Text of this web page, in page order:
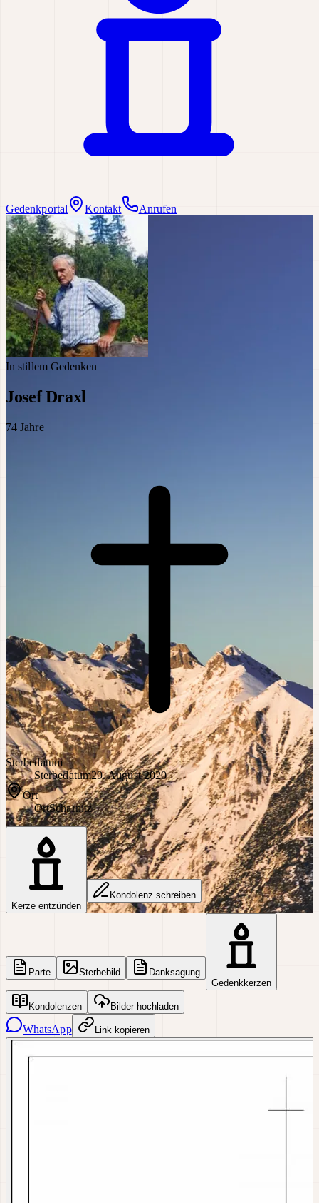
Gedenkportal Kontakt Anrufen
In stillem Gedenken
Josef Draxl
74 Jahre
Sterbedatum
Sterbedatum29. August 2020
Ort
OrtScharnitz
Kerze entzünden
Kondolenz schreiben
Parte Sterbebild
Danksagung
Gedenkkerzen
Kondolenzen Bilder hochladen
WhatsApp Link kopieren